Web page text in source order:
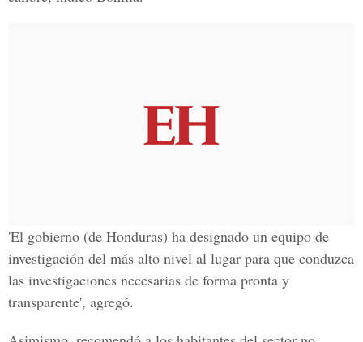
'El gobierno (de Honduras) ha designado un equipo de
investigación del más alto nivel al lugar para que conduzca
las investigaciones necesarias de forma pronta y
transparente', agregó.